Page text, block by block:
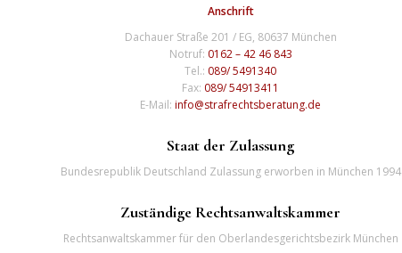
Anschrift
Dachauer Straße 201 / EG, 80637 München
Notruf: 0162 – 42 46 843
Tel.: 089/ 5491340
Fax: 089/ 54913411
E-Mail:info@strafrechtsberatung.de
Staat der Zulassung
Bundesrepublik Deutschland Zulassung erworben in München 1994
Zuständige Rechtsanwaltskammer
Rechtsanwaltskammer für den Oberlandesgerichtsbezirk München